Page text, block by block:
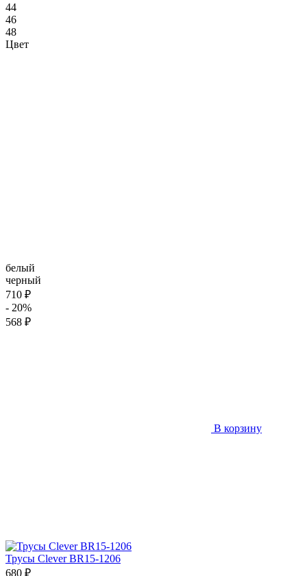
44
46
48
Цвет
белый
черный
710 ₽
- 20%
568 ₽
В корзину
Трусы Clever BR15-1206
680 ₽